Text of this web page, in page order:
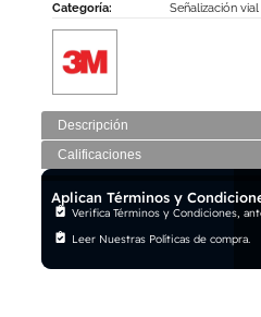
Descripción
Calificaciones
Categoría: Señalización vial
Aplican Términos y
Verifica Términos y Condiciones,
Leer Nuestras Políticas de compra.